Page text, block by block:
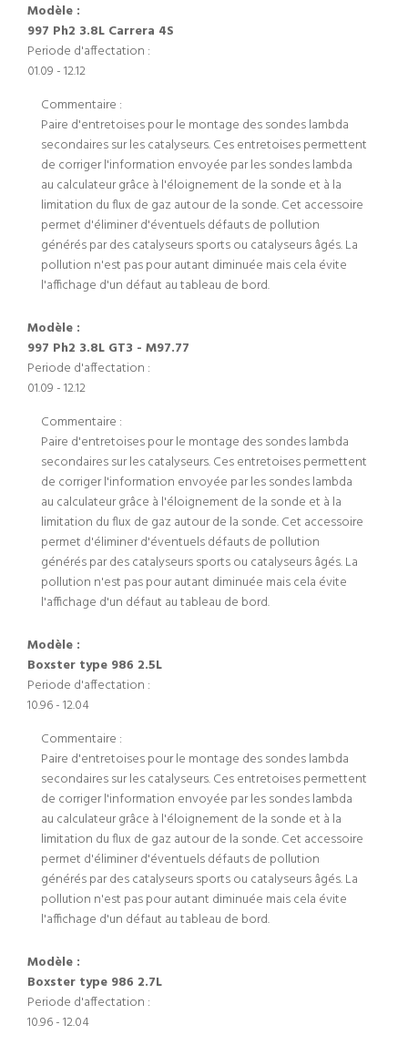
Modèle :
997 Ph2 3.8L Carrera 4S
Periode d'affectation :
01.09 - 12.12
Commentaire :
Paire d'entretoises pour le montage des sondes lambda
secondaires sur les catalyseurs. Ces entretoises permettent
de corriger l'information envoyée par les sondes lambda
au calculateur grâce à l'éloignement de la sonde et à la
limitation du flux de gaz autour de la sonde. Cet accessoire
permet d'éliminer d'éventuels défauts de pollution
générés par des catalyseurs sports ou catalyseurs âgés. La
pollution n'est pas pour autant diminuée mais cela évite
l'affichage d'un défaut au tableau de bord.
Modèle :
997 Ph2 3.8L GT3 - M97.77
Periode d'affectation :
01.09 - 12.12
Commentaire :
Paire d'entretoises pour le montage des sondes lambda
secondaires sur les catalyseurs. Ces entretoises permettent
de corriger l'information envoyée par les sondes lambda
au calculateur grâce à l'éloignement de la sonde et à la
limitation du flux de gaz autour de la sonde. Cet accessoire
permet d'éliminer d'éventuels défauts de pollution
générés par des catalyseurs sports ou catalyseurs âgés. La
pollution n'est pas pour autant diminuée mais cela évite
l'affichage d'un défaut au tableau de bord.
Modèle :
Boxster type 986 2.5L
Periode d'affectation :
10.96 - 12.04
Commentaire :
Paire d'entretoises pour le montage des sondes lambda
secondaires sur les catalyseurs. Ces entretoises permettent
de corriger l'information envoyée par les sondes lambda
au calculateur grâce à l'éloignement de la sonde et à la
limitation du flux de gaz autour de la sonde. Cet accessoire
permet d'éliminer d'éventuels défauts de pollution
générés par des catalyseurs sports ou catalyseurs âgés. La
pollution n'est pas pour autant diminuée mais cela évite
l'affichage d'un défaut au tableau de bord.
Modèle :
Boxster type 986 2.7L
Periode d'affectation :
10.96 - 12.04